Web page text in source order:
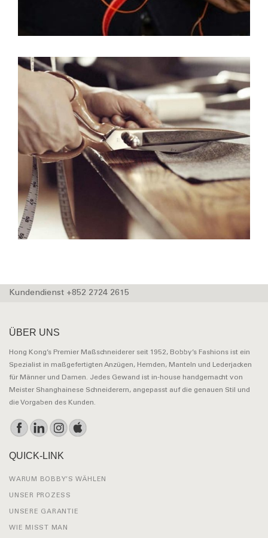
Kundendienst +852 2724 2615
ÜBER UNS
Hong Kong’s Premier Maßschneiderer seit 1952, Bobby’s Fashions ist ein
Spezialist in maßgefertigten Anzügen, Hemden, Manteln und Lederjacken
für Männer und Damen. Jedes Gewand ist in-house handgemacht von
Meister Shanghainese Schneiderern, angepasst auf die genauen Stil und
die Vorgaben des Kunden.
QUICK-LINK
WARUM BOBBY’S WÄHLEN
UNSER PROZESS
UNSERE GARANTIE
WIE MISST MAN